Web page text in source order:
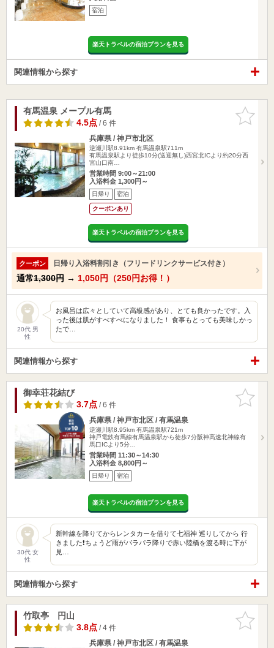
宿泊
楽天トラベルの宿泊プランを見る
関連情報から探す
お気に入
りに追加
有馬温泉 メープル有馬
4.5点/ 6 件
兵庫県 / 神戸市北区
逆瀬川駅8.91km 有馬温泉駅711m
有馬温泉駅より徒歩10分(送迎無し)西宮北ICより約20分西
宮山口南…
営業時間 9:00～21:00
入浴料金 1,300円～
日帰り 宿泊
クーポンあり
楽天トラベルの宿泊プランを見る
クーポン 日帰り入浴料割引き（フリードリンクサービス付き）
通常1,300円 → 1,050円（250円お得！）
20代 男
性
お風呂は広々としていて高級感があり、とても良かったです。入
った後は肌がすべすべになりました！ 食事もとっても美味しかっ
たで…
関連情報から探す
お気に入
りに追加
御幸荘花結び
3.7点/ 6 件
兵庫県 / 神戸市北区 / 有馬温泉
逆瀬川駅8.95km 有馬温泉駅721m
神戸電鉄有馬線有馬温泉駅から徒歩7分阪神高速北神線有
馬口ICより5分…
営業時間 11:30～14:30
入浴料金 8,800円～
日帰り 宿泊
楽天トラベルの宿泊プランを見る
30代 女
性
新幹線を降りてからレンタカーを借りて七福神 巡りしてから 行
きました❗️ちょうど雨がパラパラ降りで赤い陸橋を渡る時に下が
見…
関連情報から探す
お気に入
りに追加
竹取亭 円山
3.8点/ 4 件
兵庫県 / 神戸市北区 / 有馬温泉